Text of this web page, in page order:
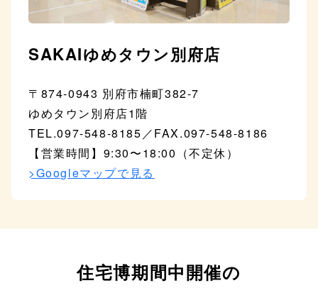
SAKAIゆめタウン別府店
〒874-0943 別府市楠町382-7
ゆめタウン別府店1階
TEL.097-548-8185／FAX.097-548-8186
【営業時間】9:30〜18:00（不定休）
>Googleマップで見る
住宅博期間中開催の